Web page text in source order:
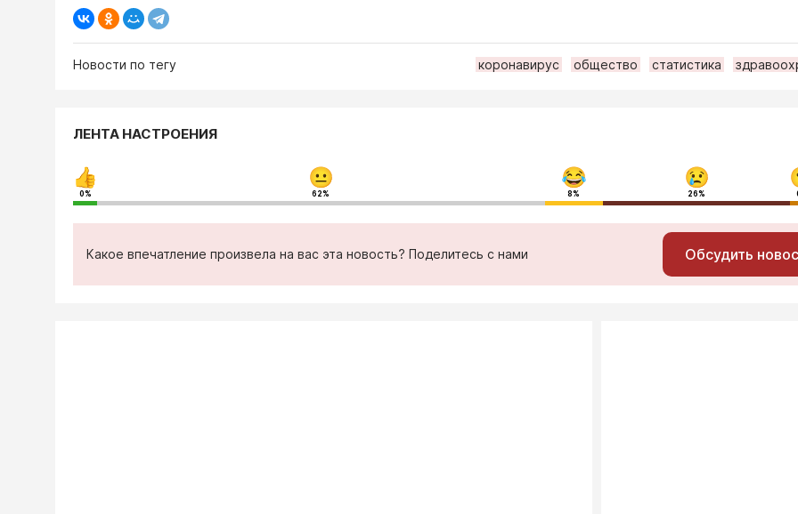
Новости по тегу коронавирус общество статистика
ЛЕНТА НАСТРОЕНИЯ
0% 62% 8% 26%
Какое впечатление произвела на вас эта новость? Поделитесь с нами Обсудить